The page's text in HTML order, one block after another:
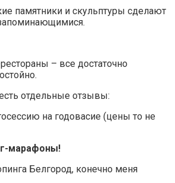
памятники и скульптуры сделают
– все достаточно
отдельные отзывы:
на годовасие (цены то не
марафоны!
Белгород, конечно меня